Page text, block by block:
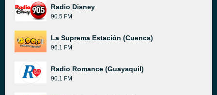
Radio Disney
90.5 FM
La Suprema Estación (Cuenca)
96.1 FM
Radio Romance (Guayaquil)
90.1 FM